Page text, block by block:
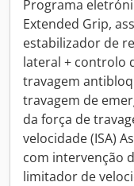
Programa
Extended Grip,
estabilizador de
lateral + controlo
travagem
travagem de
da força de
velocidade (ISA)
com intervenção
limitador de